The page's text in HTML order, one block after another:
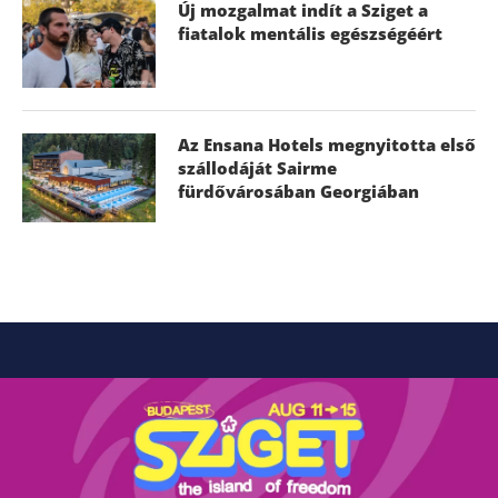
Új mozgalmat indít a Sziget a
fiatalok mentális egészségéért
Az Ensana Hotels megnyitotta első
szállodáját Sairme
fürdővárosában Georgiában